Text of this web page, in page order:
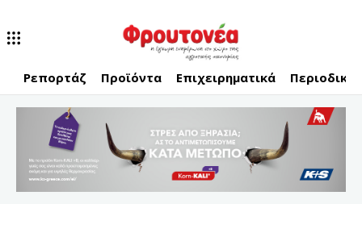
Ρεπορτάζ Προϊόντα Επιχειρηματικά Περιοδικό